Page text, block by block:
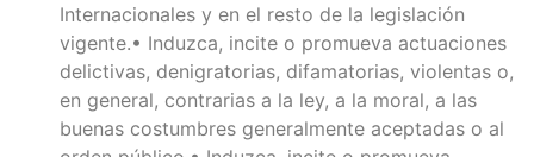
Internacionales y en el resto de la legislación
vigente.• Induzca, incite o promueva actuaciones
delictivas, denigratorias, difamatorias, violentas o,
en general, contrarias a la ley, a la moral, a las
buenas costumbres generalmente aceptadas o al